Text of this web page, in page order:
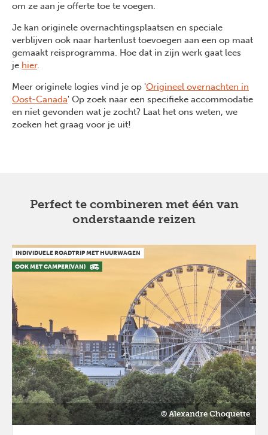
om ze aan je offerte toe te voegen.
Je kan originele overnachtingsplaatsen en speciale
verblijven ook naar hartenlust toevoegen aan een op maat
gemaakt reisprogramma. Hoe dat in zijn werk gaat lees
je hier.
Meer originele logies vind je op 'Origineel overnachten in
Oost-Canada' Op zoek naar een specifieke accommodatie
en niet gevonden wat je zocht? Laat het ons weten, we
zoeken het graag voor je uit!
Perfect te combineren met één van
onderstaande reizen
© Alexandre Choquette
INDIVIDUELE ROADTRIP MET HUURWAGEN
OOK MET CAMPER(VAN)
Previous Next